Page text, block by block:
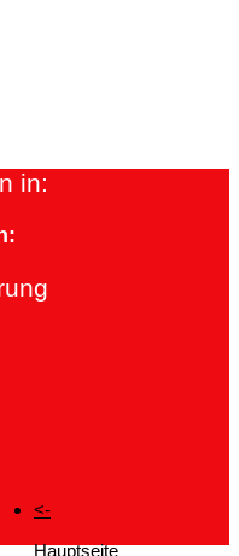
in:
<-
Hauptseite